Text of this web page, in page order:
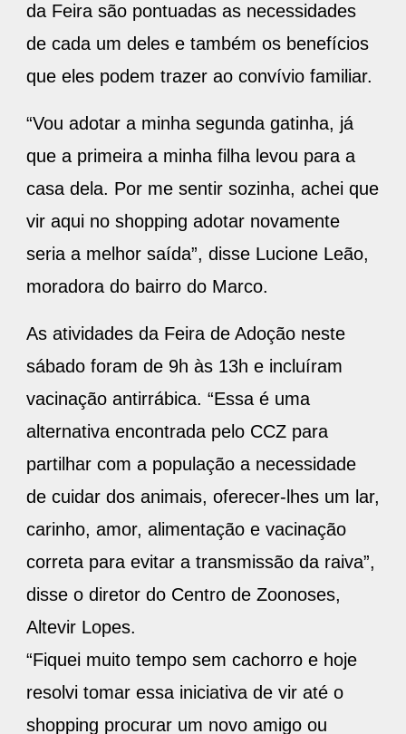
da Feira são pontuadas as necessidades
de cada um deles e também os benefícios
que eles podem trazer ao convívio familiar.
“Vou adotar a minha segunda gatinha, já
que a primeira a minha filha levou para a
casa dela. Por me sentir sozinha, achei que
vir aqui no shopping adotar novamente
seria a melhor saída”, disse Lucione Leão,
moradora do bairro do Marco.
As atividades da Feira de Adoção neste
sábado foram de 9h às 13h e incluíram
vacinação antirrábica. “Essa é uma
alternativa encontrada pelo CCZ para
partilhar com a população a necessidade
de cuidar dos animais, oferecer-lhes um lar,
carinho, amor, alimentação e vacinação
correta para evitar a transmissão da raiva”,
disse o diretor do Centro de Zoonoses,
Altevir Lopes.
“Fiquei muito tempo sem cachorro e hoje
resolvi tomar essa iniciativa de vir até o
shopping procurar um novo amigo ou